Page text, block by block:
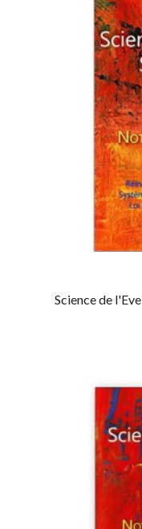
Science de